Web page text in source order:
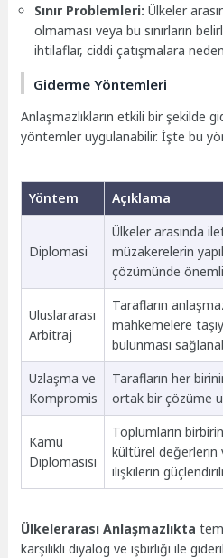
Sınır Problemleri: Ülkeler
olmaması veya bu sınırların
ihtilaflar, ciddi çatışmalara
Giderme Yöntemleri
Anlaşmazlıkların etkili bir şekilde
yöntemler uygulanabilir. İşte bu
Yöntem Açıklama
Diplomasi
Ülkeler arasında
müzakerelerin
çözümünde
Uluslararası
Arbitraj
Tarafların
mahkemelere
bulunması
Uzlaşma ve
Kompromis
Tarafların her
ortak bir çözüme
Kamu
Diplomasisi
Toplumların
kültürel değerlerin
ilişkilerin
Ülkelerarası Anlaşmazlıkta
karşılıklı diyalog ve işbirliği ile